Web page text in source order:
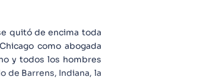
quitó de encima toda
como abogada
y todos los hombres
de Barrens, Indiana, la